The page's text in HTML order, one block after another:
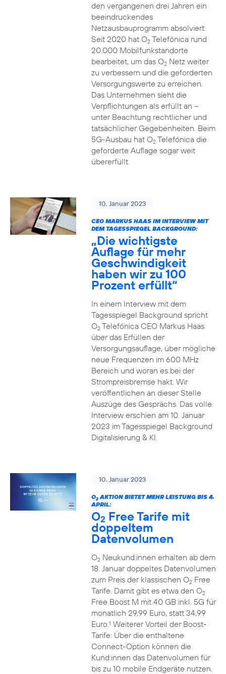
den vergangenen drei Jahren ein
beeindruckendes
Netzausbauprogramm absolviert:
Seit 2020 hat O2Telefónica rund
20.000 Mobilfunkstandorte
bearbeitet, um das O2Netz weiter
zu verbessern und die geforderten
Versorgungswerte zu erreichen.
Das Unternehmen sieht die
Verpflichtungen als erfüllt an –
unter Beachtung rechtlicher und
tatsächlicher Gegebenheiten. Beim
5G-Ausbau hat O2Telefónica die
geforderte Auflage sogar weit
übererfüllt.
10. Januar 2023
CEO MARKUS HAAS IM INTERVIEW MIT
DEM TAGESSPIEGEL BACKGROUND:
„Die wichtigste
Auflage für mehr
Geschwindigkeit
haben wir zu 100
Prozent erfüllt“
In einem Interview mit dem
Tagesspiegel Background spricht
O2Telefónica CEO Markus Haas
über das Erfüllen der
Versorgungsauflage, über mögliche
neue Frequenzen im 600 MHz
Bereich und woran es bei der
Strompreisbremse hakt. Wir
veröffentlichen an dieser Stelle
Auszüge des Gesprächs. Das volle
Interview erschien am 10. Januar
2023 im Tagesspiegel Background
Digitalisierung & KI.
10. Januar 2023
O2AKTION BIETET MEHR LEISTUNG BIS 4.
APRIL:
O2 Free Tarife mit
doppeltem
Datenvolumen
O2Neukund:innen erhalten ab dem
18. Januar doppeltes Datenvolumen
zum Preis der klassischen O2Free
Tarife. Damit gibt es etwa den O2
Free Boost M mit 40 GB inkl. 5G für
monatlich 29,99 Euro, statt 34,99
Euro.1 Weiterer Vorteil der Boost-
Tarife: Über die enthaltene
Connect-Option können die
Kund:innen das Datenvolumen für
bis zu 10 mobile Endgeräte nutzen.